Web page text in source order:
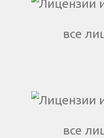
все
все